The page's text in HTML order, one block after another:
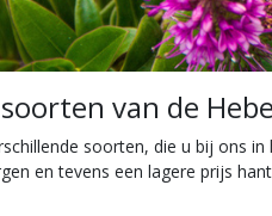
van de Hebe
soorten, die u bij ons
en tevens een lagere prijs